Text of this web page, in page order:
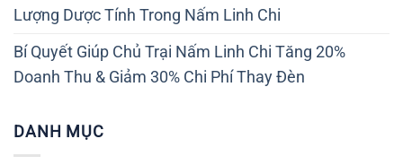
Lượng Dược Tính Trong Nấm Linh Chi
Bí Quyết Giúp Chủ Trại Nấm Linh Chi Tăng 20%
Doanh Thu & Giảm 30% Chi Phí Thay Đèn
DANH MỤC